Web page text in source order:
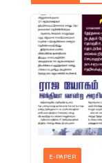
E-PAPER